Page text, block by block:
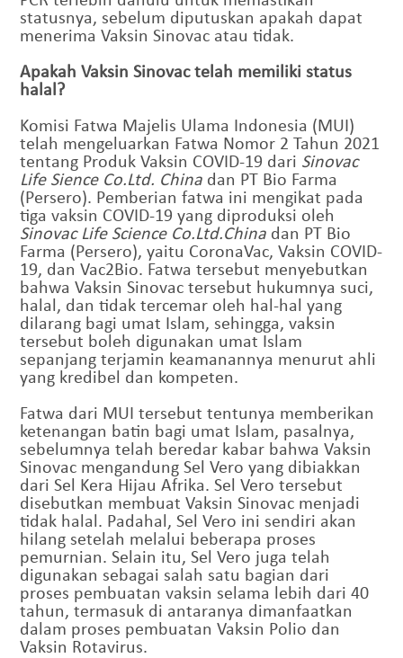
statusnya, sebelum diputuskan apakah dapat
menerima Vaksin Sinovac atau tidak.
Apakah Vaksin Sinovac telah memiliki status
halal?
Komisi Fatwa Majelis Ulama Indonesia (MUI)
telah mengeluarkan Fatwa Nomor 2 Tahun 2021
tentang Produk Vaksin COVID-19 dari Sinovac
Life Sience Co.Ltd. China dan PT Bio Farma
(Persero). Pemberian fatwa ini mengikat pada
tiga vaksin COVID-19 yang diproduksi oleh
Sinovac Life Science Co.Ltd.China dan PT Bio
Farma (Persero), yaitu CoronaVac, Vaksin COVID-
19, dan Vac2Bio. Fatwa tersebut menyebutkan
bahwa Vaksin Sinovac tersebut hukumnya suci,
halal, dan tidak tercemar oleh hal-hal yang
dilarang bagi umat Islam, sehingga, vaksin
tersebut boleh digunakan umat Islam
sepanjang terjamin keamanannya menurut ahli
yang kredibel dan kompeten.
Fatwa dari MUI tersebut tentunya memberikan
ketenangan batin bagi umat Islam, pasalnya,
sebelumnya telah beredar kabar bahwa Vaksin
Sinovac mengandung Sel Vero yang dibiakkan
dari Sel Kera Hijau Afrika. Sel Vero tersebut
disebutkan membuat Vaksin Sinovac menjadi
tidak halal. Padahal, Sel Vero ini sendiri akan
hilang setelah melalui beberapa proses
pemurnian. Selain itu, Sel Vero juga telah
digunakan sebagai salah satu bagian dari
proses pembuatan vaksin selama lebih dari 40
tahun, termasuk di antaranya dimanfaatkan
dalam proses pembuatan Vaksin Polio dan
Vaksin Rotavirus.